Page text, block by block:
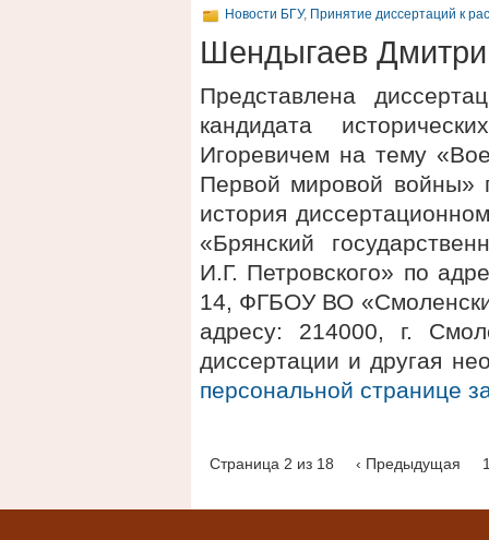
Новости БГУ, Принятие диссертаций к
Шендыгаев
Представлена
кандидата
Игоревичем на тему
Первой мировой войны»
история
«Брянский
И.Г. Петровского» по
14, ФГБОУ ВО
адресу: 214000, г.
диссертации и другая
персональной странице
Страница 2 из 18 ‹ Предыдущая